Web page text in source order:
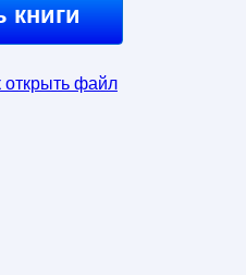
книги
открыть файл